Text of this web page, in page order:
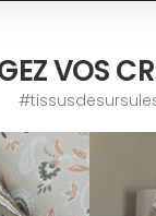
VOS